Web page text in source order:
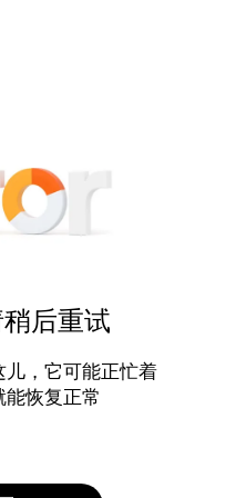
后重试
，它可能正忙着
能恢复正常